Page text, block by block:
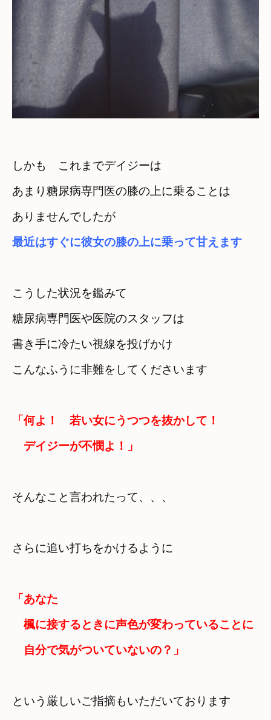
しかも　これまでデイジーは
あまり糖尿病専門医の膝の上に乗ることは
ありませんでしたが
最近はすぐに彼女の膝の上に乗って甘えます
こうした状況を鑑みて
糖尿病専門医や医院のスタッフは
書き手に冷たい視線を投げかけ
こんなふうに非難をしてくださいます
「何よ！　若い女にうつつを抜かして！
デイジーが不憫よ！」
そんなこと言われたって、、、
さらに追い打ちをかけるように
「あなた
楓に接するときに声色が変わっていることに
自分で気がついていないの？」
という厳しいご指摘もいただいております